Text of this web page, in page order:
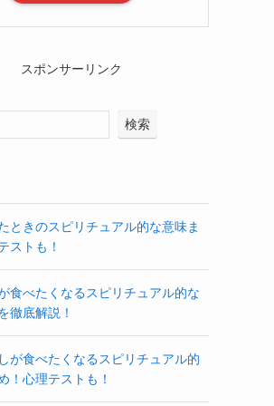
スポンサーリンク
検索
ときのスピリチュアル的な意味ま
ストも！
食べたくなるスピリチュアル的な
徹底解説！
が食べたくなるスピリチュアル的
！心理テストも！